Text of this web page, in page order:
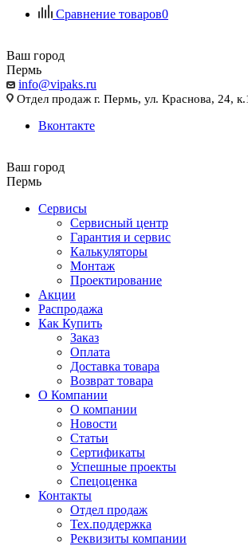
Сравнение товаров0
Ваш город
Пермь
info@vipaks.ru
Отдел продаж г. Пермь, ул. Краснова, 24,
Вконтакте
Ваш город
Пермь
Сервисы
Сервисный центр
Гарантия и сервис
Калькуляторы
Монтаж
Проектирование
Акции
Распродажа
Как Купить
Заказ
Оплата
Доставка товара
Возврат товара
О Компании
О компании
Новости
Статьи
Сертификаты
Успешные проекты
Спецоценка
Контакты
Отдел продаж
Тех.поддержка
Реквизиты компании